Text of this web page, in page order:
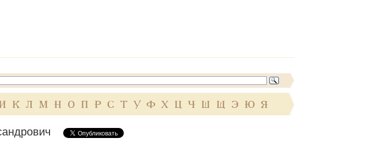
К Л М Н О П Р С Т У Ф Х Ц Ч Ш Щ Э Ю Я